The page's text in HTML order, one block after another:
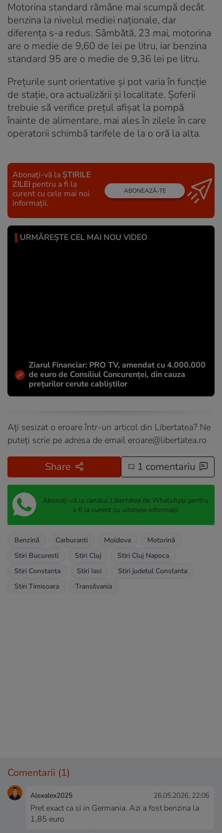
Motorina standard rămâne mai scumpă decât
benzina la nivelul mediei naționale, dar
diferența s-a redus. Sâmbătă, 23 mai, motorina
are o medie de 9,60 de lei pe litru, iar benzina
standard 95 are o medie de 9,36 lei pe litru.
Prețurile sunt orientative și pot varia în funcție
de stație, ora actualizării și localitate. Șoferii
trebuie să verifice prețul afișat la pompă
înainte de alimentare, mai ales în zilele în care
operatorii schimbă tarifele de la o oră la alta.
Abonați-vă la ȘTIRILE
ZILEI pentru a fi la
curent cu cele mai noi
informații.
ABONEAZĂ-TE
URMĂREȘTE CEL MAI NOU VIDEO
Ziarul Financiar: PRO TV, amendat cu 4.000.000
de euro de Consiliul Concurenței, din cauza
prețurilor cerute cabliștilor
Ați sesizat o eroare într-un articol din Libertatea? Ne
puteți scrie pe adresa de email eroare@libertatea.ro
Share 1 comentariu
Abonați-vă la canalul Libertatea de WhatsApp pentru
a fi la curent cu ultimele informații
Benzină Carburanti Moldova
Motorină
Stiri Bucuresti
Stiri Cluj
Stiri Cluj Napoca
Stiri Constanta
Stiri Iasi
Stiri judetul Constanta
Stiri Timisoara
Transilvania
Comentarii (1)
Alexalex2025 26.05.2026, 22:06
Pret exact ca si in Germania. Azi a fost benzina la
1,85 euro